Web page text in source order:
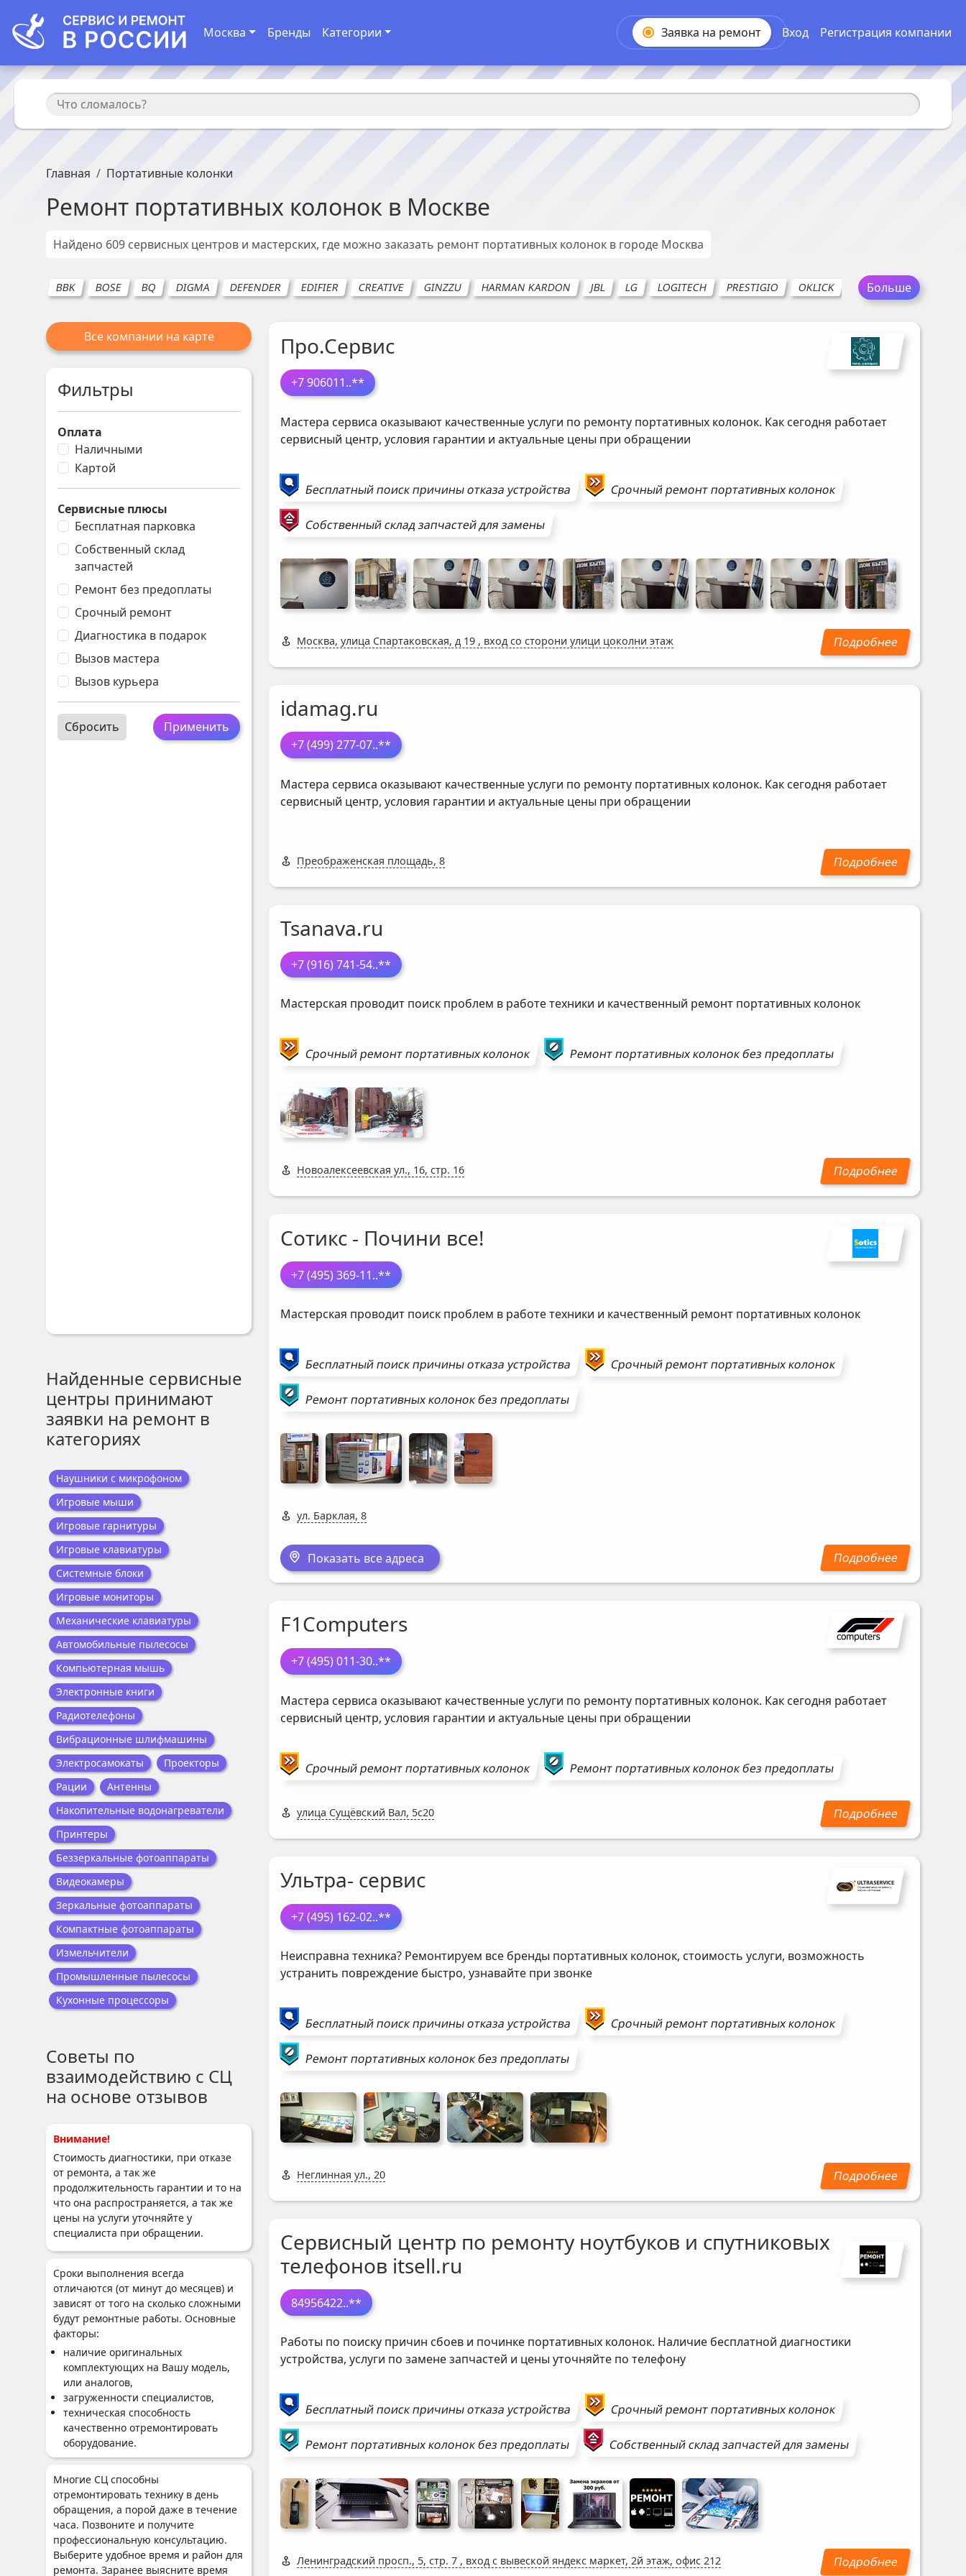
Москва Бренды Категории Заявка на ремонт Вход Регистрация компании
Главная Портативные колонки
Ремонт портативных колонок в Москве
Найдено 609 сервисных центров и мастерских, где можно заказать ремонт портативных колонок в городе Москва
BBK BOSE BQ DIGMA DEFENDER EDIFIER CREATIVE GINZZU HARMAN KARDON JBL LG LOGITECH PRESTIGIO OKLICK RITMIX SMARTBUY
Больше
Все компании на карте
Фильтры
Оплата
Наличными
Картой
Сервисные плюсы
Бесплатная парковка
Собственный склад
запчастей
Ремонт без предоплаты
Срочный ремонт
Диагностика в подарок
Вызов мастера
Вызов курьера
Применить
Сбросить
Найденные сервисные
центры принимают
заявки на ремонт в
категориях
Наушники с микрофоном
Игровые мыши
Игровые гарнитуры
Игровые клавиатуры
Системные блоки
Игровые мониторы
Механические клавиатуры
Автомобильные пылесосы
Компьютерная мышь
Электронные книги
Радиотелефоны
Вибрационные шлифмашины
Электросамокаты
Проекторы
Рации
Антенны
Накопительные водонагреватели
Принтеры
Беззеркальные фотоаппараты
Видеокамеры
Зеркальные фотоаппараты
Компактные фотоаппараты
Измельчители
Промышленные пылесосы
Кухонные процессоры
Советы по
взаимодействию с СЦ
на основе отзывов
Внимание!
Стоимость диагностики, при отказе
от ремонта, а так же
продолжительность гарантии и то на
что она распространяется, а так же
цены на услуги уточняйте у
специалиста при обращении.
Сроки выполнения всегда
отличаются (от минут до месяцев) и
зависят от того на сколько сложными
будут ремонтные работы. Основные
факторы:
наличие оригинальных
комплектующих на Вашу модель,
или аналогов,
загруженности специалистов,
техническая способность
качественно отремонтировать
оборудование.
Многие СЦ способны
отремонтировать технику в день
обращения, а порой даже в течение
часа. Позвоните и получите
профессиональную консультацию.
Выберите удобное время и район для
ремонта. Заранее выясните время
Про.Сервис
+7 906011..**
Мастера сервиса оказывают качественные услуги по ремонту портативных колонок. Как сегодня работает
сервисный центр, условия гарантии и актуальные цены при обращении
Бесплатный поиск причины отказа устройства Срочный ремонтпортативных колонок
Собственный склад запчастей для замены
Москва, улица Спартаковская, д 19 , вход со сторони улици цоколни этаж
idamag.ru
+7 (499) 277-07..**
Мастера сервиса оказывают качественные услуги по ремонту портативных колонок. Как сегодня работает
сервисный центр, условия гарантии и актуальные цены при обращении
Преображенская площадь, 8
Tsanava.ru
+7 (916) 741-54..**
Мастерская проводит поиск проблем в работе техники и качественный ремонт портативных колонок
Срочный ремонтпортативных колонок Ремонтпортативных колонокбез предоплаты
Новоалексеевская ул., 16, стр. 16
Сотикс - Почини все!
+7 (495) 369-11..**
Мастерская проводит поиск проблем в работе техники и качественный ремонт портативных колонок
Бесплатный поиск причины отказа устройства Срочный ремонтпортативных колонок
Ремонтпортативных колонокбез предоплаты
ул. Барклая, 8
Показать все адреса
F1Computers
+7 (495) 011-30..**
Мастера сервиса оказывают качественные услуги по ремонту портативных колонок. Как сегодня работает
сервисный центр, условия гарантии и актуальные цены при обращении
Срочный ремонтпортативных колонок Ремонтпортативных колонокбез предоплаты
улица Сущёвский Вал, 5с20
Ультра- сервис
+7 (495) 162-02..**
Неисправна техника? Ремонтируем все бренды портативных колонок, стоимость услуги, возможность
устранить повреждение быстро, узнавайте при звонке
Бесплатный поиск причины отказа устройства Срочный ремонтпортативных колонок
Ремонтпортативных колонокбез предоплаты
Неглинная ул., 20
Сервисный центр по ремонту ноутбуков и спутниковых
телефонов itsell.ru
84956422..**
Работы по поиску причин сбоев и починке портативных колонок. Наличие бесплатной диагностики
устройства, услуги по замене запчастей и цены уточняйте по телефону
Бесплатный поиск причины отказа устройства Срочный ремонтпортативных колонок
Ремонтпортативных колонокбез предоплаты Собственный склад запчастей для замены
Ленинградский просп., 5, стр. 7 , вход с вывеской яндекс маркет, 2й этаж, офис 212